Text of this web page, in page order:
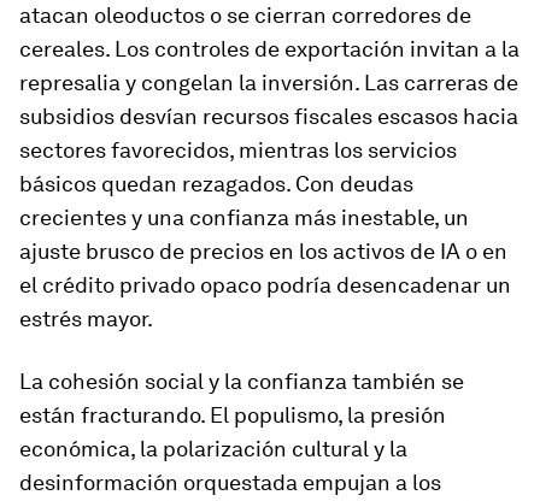
atacan oleoductos o se cierran corredores de
cereales. Los controles de exportación invitan a la
represalia y congelan la inversión. Las carreras de
subsidios desvían recursos fiscales escasos hacia
sectores favorecidos, mientras los servicios
básicos quedan rezagados. Con deudas
crecientes y una confianza más inestable, un
ajuste brusco de precios en los activos de IA o en
el crédito privado opaco podría desencadenar un
estrés mayor.
La cohesión social y la confianza también se
están fracturando. El populismo, la presión
económica, la polarización cultural y la
desinformación orquestada empujan a los